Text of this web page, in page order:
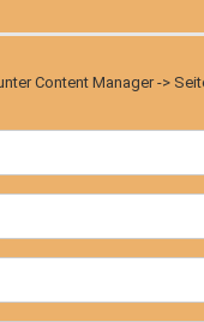
Content Manager ->